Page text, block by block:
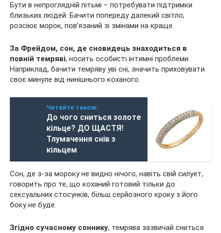
Бути в непроглядній пітьмі – потребувати підтримки
близьких людей. Бачити попереду далекий світло,
розсіює морок, пов’язаний зі змінами на краще.
За Фрейдом, сон, де сновидець знаходиться в
повній темряві, носить особисті інтимні проблеми.
Наприклад, бачити темряву уві сні, значить приховувати
своє минуле від нинішнього коханого.
Читайте також:
До чого сниться золоте
кільце? ДО ЩАСТЯ!
Тлумачення снів з
кільцем
Сон, де з-за мороку не видно нічого, навіть свій силует,
говорить про те, що коханий готовий тільки до
сексуальних стосунків, більш серйозного кроку з його
боку не буде.
Згідно сучасному соннику, темрява зазвичай сниться